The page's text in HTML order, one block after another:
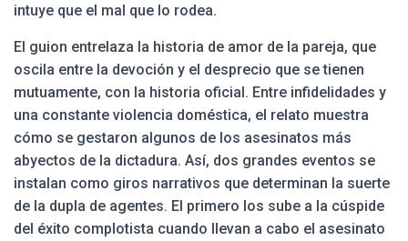
intuye que el mal que lo rodea.
El guion entrelaza la historia de amor de la pareja, que
oscila entre la devoción y el desprecio que se tienen
mutuamente, con la historia oficial. Entre infidelidades y
una constante violencia doméstica, el relato muestra
cómo se gestaron algunos de los asesinatos más
abyectos de la dictadura. Así, dos grandes eventos se
instalan como giros narrativos que determinan la suerte
de la dupla de agentes. El primero los sube a la cúspide
del éxito complotista cuando llevan a cabo el asesinato